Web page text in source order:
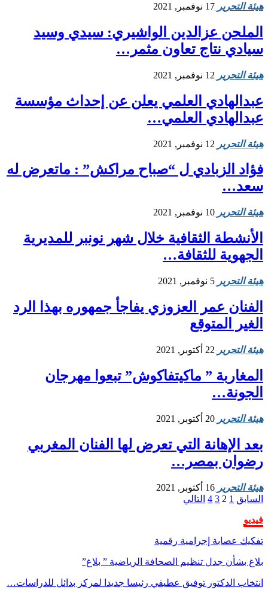
هيئة التحرير 17 نوفمبر, 2021
الملحن عزالدين الواشيري: سيدي وسيد
سيادي نتاج تعاون مثمر…
هيئة التحرير 12 نوفمبر, 2021
عبدالهادي العلمي يعلن عن إحداث مؤسسة
عبدالهادي العلمي…
هيئة التحرير 12 نوفمبر, 2021
فؤاد الزبادي ل “صباح مراكش” : ماتعرض له
سعد…
هيئة التحرير 10 نوفمبر, 2021
الأنشطة الثقافية خلال شهر نونبر للمديرية
الجهوية للثقافة…
هيئة التحرير 5 نوفمبر, 2021
الفنان عمر العزوزي يفاجأ جمهوره بهذا الرد
الغير المتوقع
هيئة التحرير 22 أكتوبر, 2021
المغاربة ” ماكيتفاكوش” تبعوا مهرجان
الجونة…
هيئة التحرير 20 أكتوبر, 2021
بعد الإهانة التي تعرض لها الفنان المغربي
رضوان بمصر…
هيئة التحرير 16 أكتوبر, 2021
السابق 1
2
3
4 التالي
فيديو
تفكيك عصابة إجرامية رقمية
بلاغ بشأن جدل تنظيم الصحافة الرياضية ” بلاغ”
انتخاب الدكتور توفيق عطيفي رئيسا جديدا لمركز بدائل للدراسات…